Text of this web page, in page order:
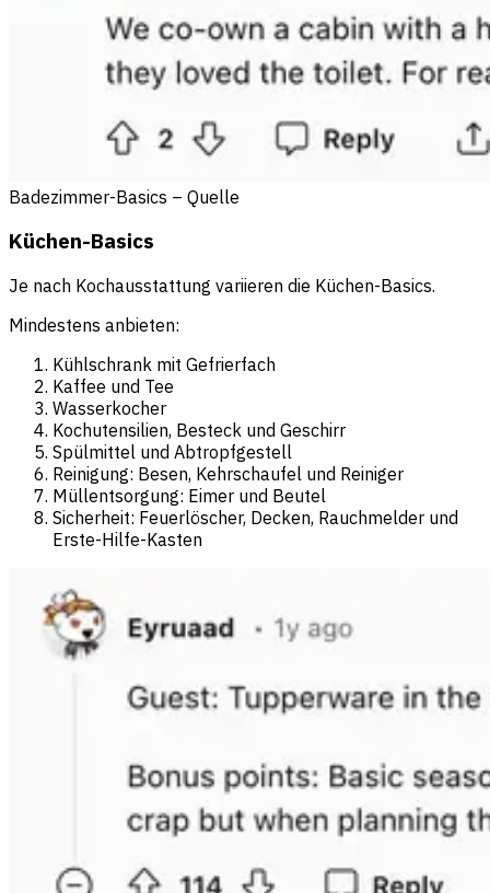
Badezimmer-Basics – Quelle
Küchen-Basics
Je nach Kochausstattung variieren die Küchen-Basics.
Mindestens anbieten:
Kühlschrank mit Gefrierfach
Kaffee und Tee
Wasserkocher
Kochutensilien, Besteck und Geschirr
Spülmittel und Abtropfgestell
Reinigung: Besen, Kehrschaufel und Reiniger
Müllentsorgung: Eimer und Beutel
Sicherheit: Feuerlöscher, Decken, Rauchmelder und
Erste-Hilfe-Kasten